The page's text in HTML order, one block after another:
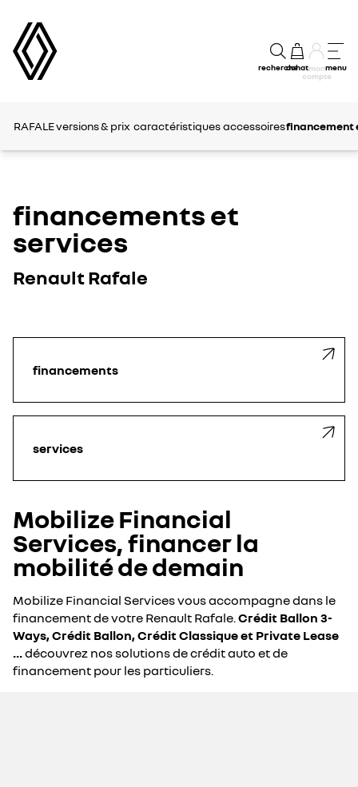
rechercheachatmon
compte
menu
RAFALEversions & prix caractéristiquesaccessoiresfinancement
financements et
services
Renault Rafale
financements
services
Mobilize Financial
Services, financer la
mobilité de demain
Mobilize Financial Services vous accompagne dans le
financement de votre Renault Rafale.Crédit Ballon 3-
Ways, Crédit Ballon, Crédit Classique et Private Lease
...découvrez nos solutions de crédit auto et de
financement pour les particuliers.